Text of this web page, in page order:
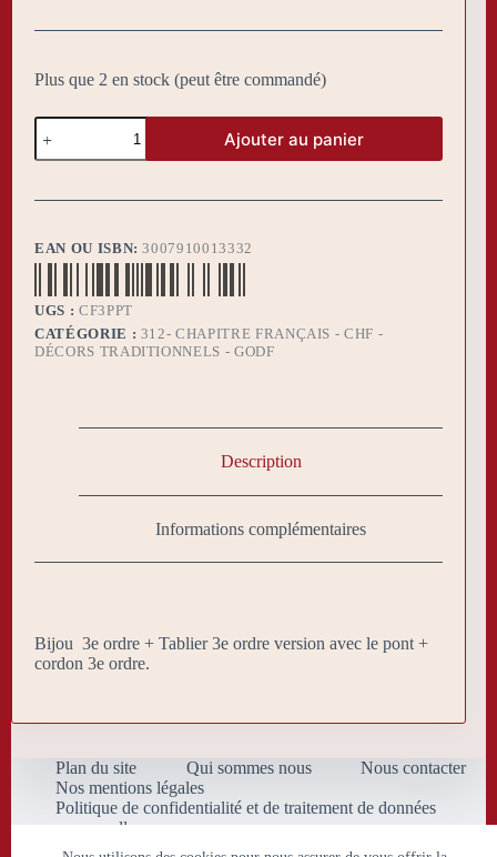
Plus que 2 en stock (peut être commandé)
quantité
de
Pack
3e
Ajouter au panier
EAN OU ISBN:3007910013332
UGS : CF3PPT
CATÉGORIE : 312- CHAPITRE FRANÇAIS - CHF -
DÉCORS TRADITIONNELS - GODF
Description
Informations complémentaires
Bijou 3e ordre + Tablier 3e ordre version avec le pont +
cordon 3e ordre.
Plan du site Qui sommes nous
Nous contacter
Nos mentions légales
Politique de confidentialité et de traitement de données
personnelles
Conditions Générales de Vente